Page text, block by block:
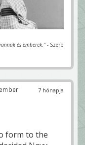
és emberek." - Szerb
7 hónapja
form to the